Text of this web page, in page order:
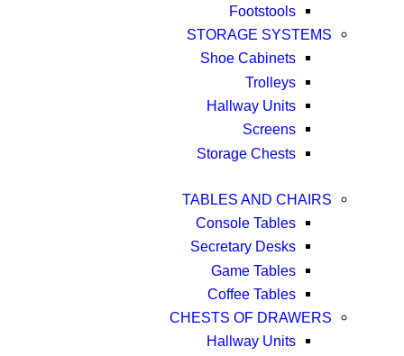
Footstools
STORAGE SYSTEMS
Shoe Cabinets
Trolleys
Hallway Units
Screens
Storage Chests
TABLES AND CHAIRS
Console Tables
Secretary Desks
Game Tables
Coffee Tables
CHESTS OF DRAWERS
Hallway Units